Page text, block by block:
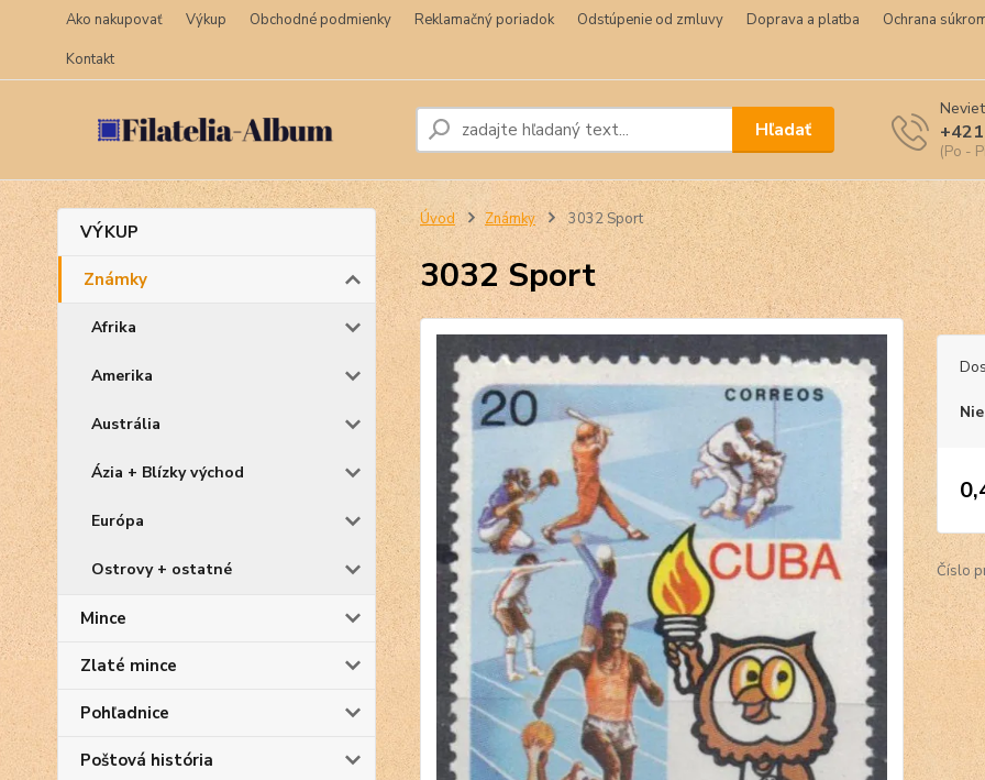
Ako nakupovať Výkup Obchodné podmienky Reklamačný poriadok Odstúpenie od zmluvy Doprava a platba
Ochrana
Kontakt
Hľadať
(Po -
VÝKUP
Známky
Afrika
Amerika
Austrália
Ázia + Blízky východ
Európa
Ostrovy + ostatné
Mince
Zlaté mince
Pohľadnice
Poštová história
Úvod Známky 3032 Sport
3032 Sport
Číslo